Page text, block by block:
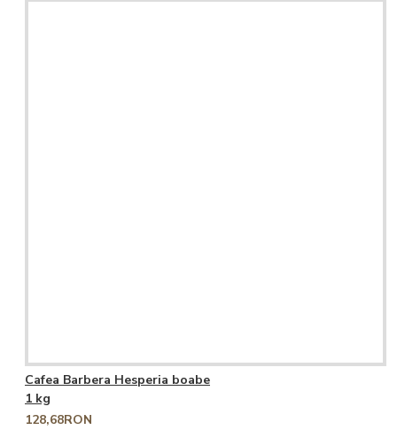
Cafea Barbera Hesperia boabe
1 kg
128,68RON